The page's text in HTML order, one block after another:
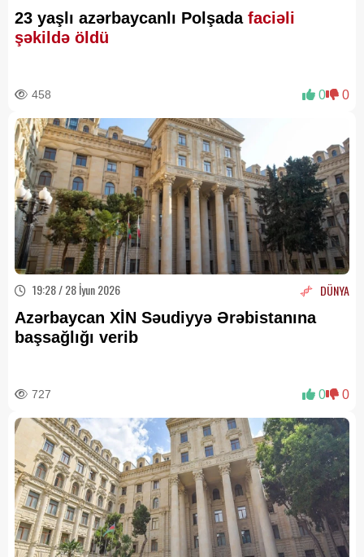
23 yaşlı azərbaycanlı Polşada faciəli
şəkildə öldü
458 0 0
19:28 / 28 İyun 2026 DÜNYA
Azərbaycan XİN Səudiyyə Ərəbistanına
başsağlığı verib
727 0 0